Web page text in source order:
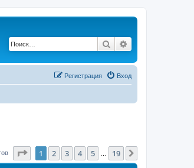
Поиск
Вход
Регистрация
Страница1 из 19
1 2 3 4 5 19